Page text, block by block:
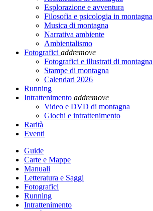
Esplorazione e avventura
Filosofia e psicologia in montagna
Musica di montagna
Narrativa ambiente
Ambientalismo
Fotografici addremove
Fotografici e illustrati di montagna
Stampe di montagna
Calendari 2026
Running
Intrattenimento addremove
Video e DVD di montagna
Giochi e intrattenimento
Rarità
Eventi
Guide
Carte e Mappe
Manuali
Letteratura e Saggi
Fotografici
Running
Intrattenimento